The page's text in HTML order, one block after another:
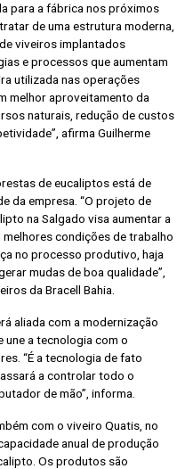
para a fábrica nos próximos
de uma estrutura moderna,
viveiros implantados
e processos que aumentam
utilizada nas operações
melhor aproveitamento da
naturais, redução de custos
afirma Guilherme
de eucaliptos está de
da empresa. “O projeto de
na Salgado visa aumentar a
condições de trabalho
no processo produtivo, haja
mudas de boa qualidade”,
da Bracell Bahia.
aliada com a modernização
une a tecnologia com o
“É a tecnologia de fato
a controlar todo o
de mão”, informa.
com o viveiro Quatis, no
anual de produção
Os produtos são